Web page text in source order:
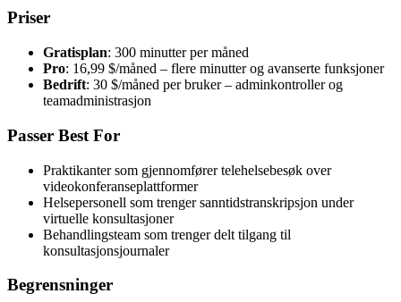
Priser
Gratisplan: 300 minutter per måned
Pro: 16,99 $/måned – flere minutter og avanserte funksjoner
Bedrift: 30 $/måned per bruker – adminkontroller og
teamadministrasjon
Passer Best For
Praktikanter som gjennomfører telehelsebesøk over
videokonferanseplattformer
Helsepersonell som trenger sanntidstranskripsjon under
virtuelle konsultasjoner
Behandlingsteam som trenger delt tilgang til
konsultasjonsjournaler
Begrensninger